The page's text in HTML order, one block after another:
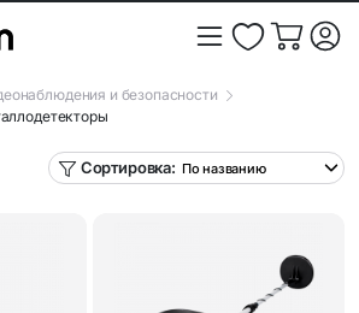
и безопасности
Сортировка: